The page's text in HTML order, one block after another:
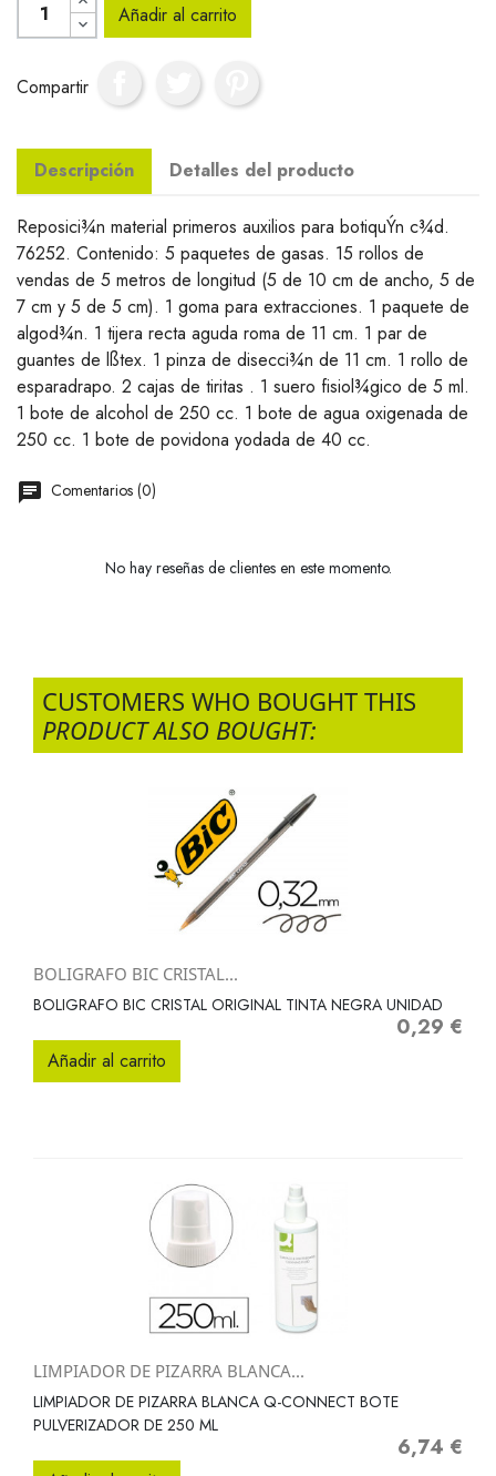
Añadir al carrito
Compartir
Descripción Detalles del producto
Reposici¾n material primeros auxilios para botiquÝn c¾d.
76252. Contenido: 5 paquetes de gasas. 15 rollos de
vendas de 5 metros de longitud (5 de 10 cm de ancho, 5 de
7 cm y 5 de 5 cm). 1 goma para extracciones. 1 paquete de
algod¾n. 1 tijera recta aguda roma de 11 cm. 1 par de
guantes de lßtex. 1 pinza de disecci¾n de 11 cm. 1 rollo de
esparadrapo. 2 cajas de tiritas . 1 suero fisiol¾gico de 5 ml.
1 bote de alcohol de 250 cc. 1 bote de agua oxigenada de
250 cc. 1 bote de povidona yodada de 40 cc.
Comentarios (0)
No hay reseñas de clientes en este momento.
CUSTOMERS WHO BOUGHT THIS
PRODUCT ALSO BOUGHT:
BOLIGRAFO BIC CRISTAL...
BOLIGRAFO BIC CRISTAL ORIGINAL TINTA NEGRA UNIDAD
Precio
0,29 €
Añadir al carrito
LIMPIADOR DE PIZARRA BLANCA...
LIMPIADOR DE PIZARRA BLANCA Q-CONNECT BOTE
PULVERIZADOR DE 250 ML
Precio
6,74 €